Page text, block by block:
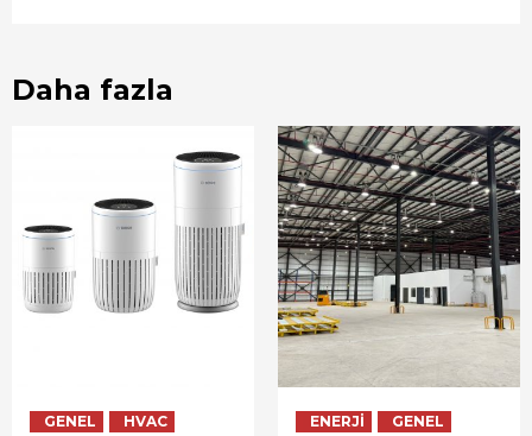
Daha fazla
GENEL HVAC ENERJI GENEL